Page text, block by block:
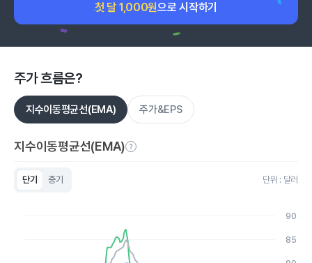
첫 달 1,000원으로 시작하기
주가 흐름은?
지수이동평균선(EMA) 주가&EPS
지수이동평균선(EMA)
단기 중기 단위 : 달러
View as data table, Chart
The chart has 1 X axis displaying Time. Data ranges from
The chart has 1 Y axis displaying values. Data ranges from
85
90